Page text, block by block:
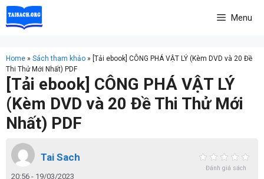
Skip
to
Menu
Home » Sách tham khảo » [Tải ebook] CÔNG PHÁ VẬT LÝ (Kèm DVD và 20 Đề
Thi Thử Mới Nhất) PDF
[Tải ebook] CÔNG PHÁ VẬT LÝ
(Kèm DVD và 20 Đề Thi Thử Mới
Nhất) PDF
Tai Sach
20:56 - 19/03/2023
Đánh giá sách